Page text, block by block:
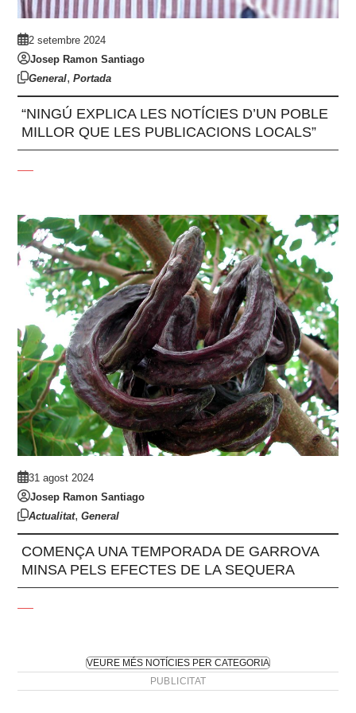
2 setembre 2024
Josep Ramon Santiago
General,Portada
“NINGÚ EXPLICA LES NOTÍCIES D’UN POBLE
MILLOR QUE LES PUBLICACIONS LOCALS”
31 agost 2024
Josep Ramon Santiago
Actualitat,General
COMENÇA UNA TEMPORADA DE GARROVA
MINSA PELS EFECTES DE LA SEQUERA
VEURE MÉS NOTÍCIES PER CATEGORIA
PUBLICITAT